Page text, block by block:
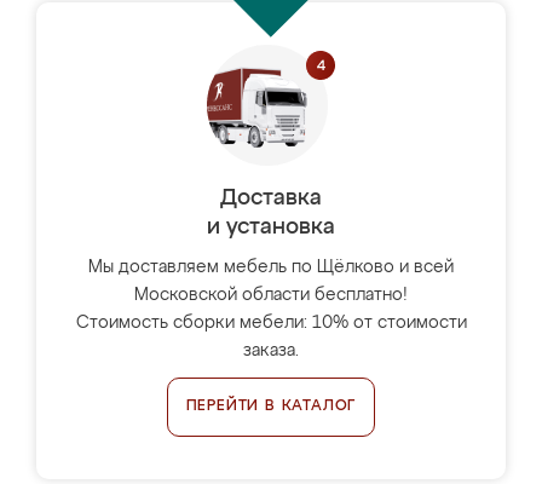
Доставка
и установка
Мы доставляем мебель по Щёлково и всей
Московской области бесплатно!
Стоимость сборки мебели: 10% от стоимости
заказа.
ПЕРЕЙТИ В КАТАЛОГ